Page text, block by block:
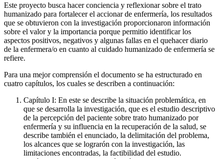
Este proyecto busca hacer conciencia y reflexionar sobre el trato
humanizado para fortalecer el accionar de enfermería, los resultados
que se obtuvieron con la investigación proporcionaron información
sobre el valor y la importancia porque permitio identificar los
aspectos positivos, negativos y algunas fallas en el quehacer diario
de la enfermera/o en cuanto al cuidado humanizado de enfermería se
refiere.
Para una mejor comprensión el documento se ha estructurado en
cuatro capítulos, los cuales se describen a continuación:
Capítulo I: En este se describe la situación problemática, en
que se desarrolla la investigación, que es el estudio descriptivo
de la percepción del paciente sobre trato humanizado por
enfermería y su influencia en la recuperación de la salud, se
describe también el enunciado, la delimitación del problema,
los alcances que se lograrón con la investigación, las
limitaciones encontradas, la factibilidad del estudio.